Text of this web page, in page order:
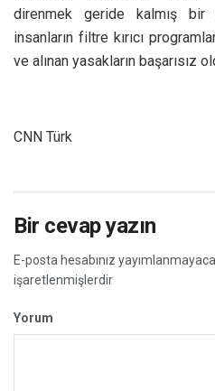
direnmek geride kalmış bir
insanların filtre kırıcı
ve alınan yasakların başarısız
CNN Türk
Bir cevap yazın
E-posta hesabınız
işaretlenmişlerdir
Yorum